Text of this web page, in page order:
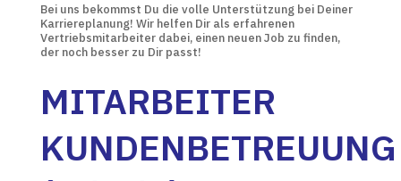
Bei uns bekommst Du die volle Unterstützung bei Deiner
Karriereplanung! Wir helfen Dir als erfahrenen
Vertriebsmitarbeiter dabei, einen neuen Job zu finden,
der noch besser zu Dir passt!
MITARBEITER
KUNDENBETREUUNG